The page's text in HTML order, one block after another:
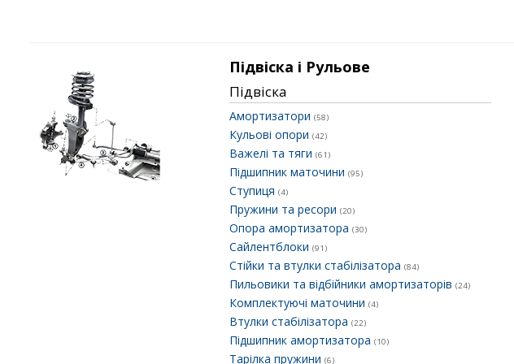
Підвіска і Рульове
Підвіска
Амортизатори (58)
Кульові опори (42)
Важелі та тяги (61)
Підшипник маточини (95)
Ступиця (4)
Пружини та ресори (20)
Опора амортизатора (30)
Сайлентблоки (91)
Стійки та втулки стабілізатора (84)
Пильовики та відбійники амортизаторів (24)
Комплектуючі маточини (4)
Втулки стабілізатора (22)
Підшипник амортизатора (10)
Тарілка пружини (6)